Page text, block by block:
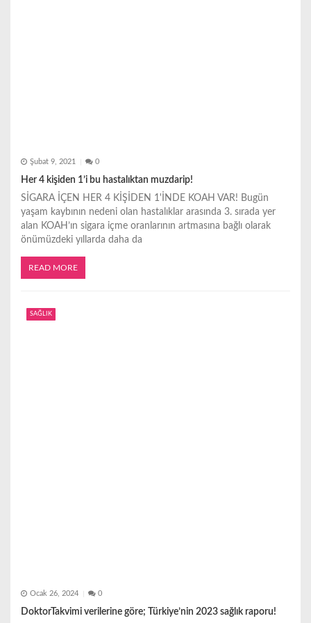
Şubat 9, 2021 0
Her 4 kişiden 1’i bu hastalıktan muzdarip!
SİGARA İÇEN HER 4 KİŞİDEN 1'İNDE KOAH VAR! Bugün
yaşam kaybının nedeni olan hastalıklar arasında 3. sırada yer
alan KOAH’ın sigara içme oranlarının artmasına bağlı olarak
önümüzdeki yıllarda daha da
READ MORE
SAĞLIK
Ocak 26, 2024 0
DoktorTakvimi verilerine göre; Türkiye’nin 2023 sağlık raporu!